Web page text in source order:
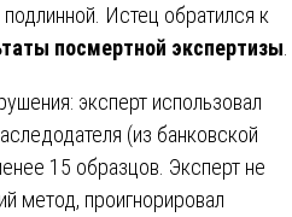
Истец обратился к
посмертной экспертизы
эксперт использовал
(из банковской
15 образцов. Эксперт не
метод, проигнорировал